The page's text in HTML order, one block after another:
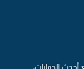
الحوارات،